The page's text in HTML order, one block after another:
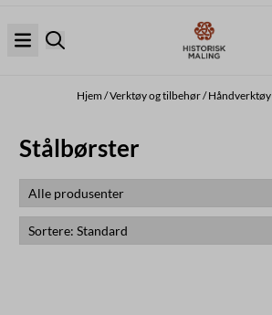
Hjem /Verktøy og tilbehør/Håndverktøy
Stålbørster